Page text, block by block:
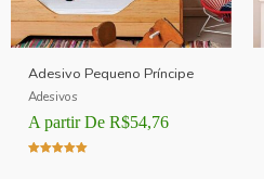
Adesivo Pequeno Príncipe
Adesivos
A partir De R$54,76